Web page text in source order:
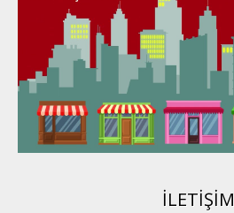
Karadeniz Perder
Konya PERDER
Van PERDER
BEYPER
İLETİŞİM